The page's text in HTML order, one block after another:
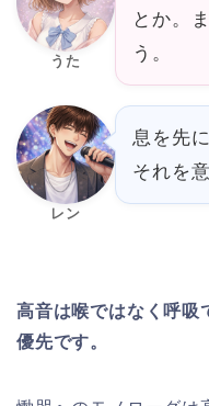
うた
とか。
う。
レン
息を先
それを
高音は喉ではなく呼吸
優先です。